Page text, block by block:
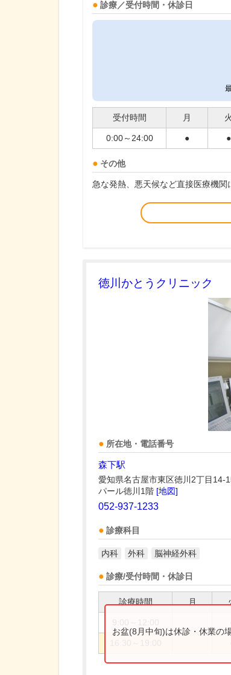
診療／受付時間・休診日
受付時間 月 火
0:00～24:00 ● ●
その他
急な発熱、悪天候など直接医療機
徳川かとうクリニック
所在地・電話番号
森下駅
愛知県名古屋市東区徳川2丁目14-
パール徳川1階 [地図]
052-937-1233
診療科目
内科 外科 脳神経外科
診療/受付時間・休診日
診療時間 月
お盆(8月中旬)は休診・休業の